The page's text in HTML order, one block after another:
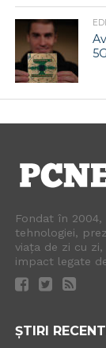
Fondat în 2004,
tehnologiei,
viața de zi cu
impact legate
ȘTIRI